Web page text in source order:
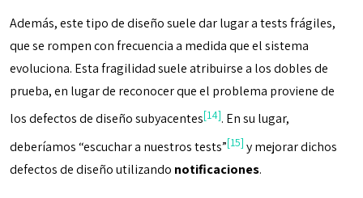
Además, este tipo de diseño suele dar lugar a tests frágiles,
que se rompen con frecuencia a medida que el sistema
evoluciona. Esta fragilidad suele atribuirse a los dobles de
prueba, en lugar de reconocer que el problema proviene de
los defectos de diseño subyacentes[14]. En su lugar,
deberíamos “escuchar a nuestros tests”[15] y mejorar dichos
defectos de diseño utilizando notificaciones.